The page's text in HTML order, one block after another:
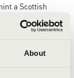
About
a Scottish
Radio Symphonie
Zuglói
Philharmonic,